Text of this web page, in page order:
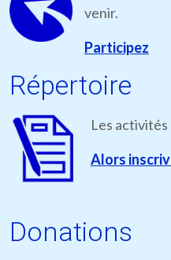
venir.
Participez
Répertoire
Les
Alors
Donations